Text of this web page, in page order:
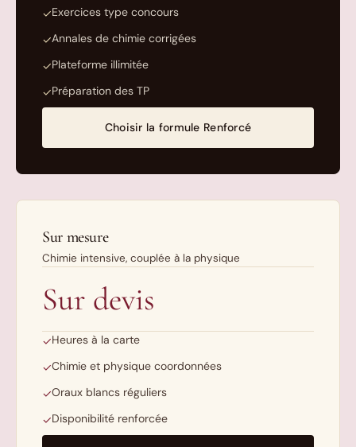
✓Exercices type concours
✓Annales de chimie corrigées
✓Plateforme illimitée
✓Préparation des TP
Choisir la formule Renforcé
Sur mesure
Chimie intensive, couplée à la physique
Sur devis
✓Heures à la carte
✓Chimie et physique coordonnées
✓Oraux blancs réguliers
✓Disponibilité renforcée